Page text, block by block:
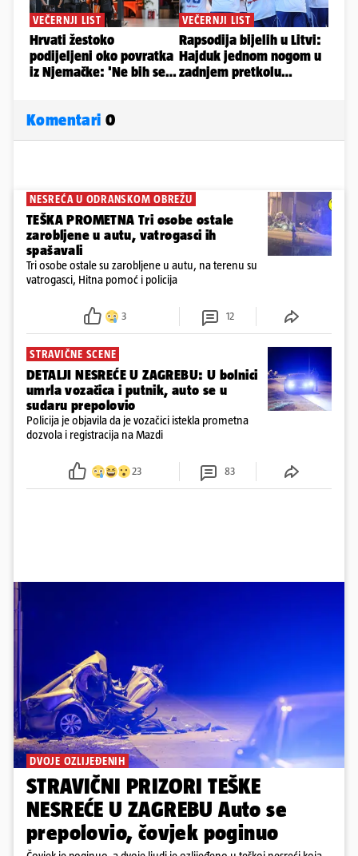
Komentari 0
NESREĆA U ODRANSKOM OBREŽU
TEŠKA PROMETNA Tri osobe ostale
zarobljene u autu, vatrogasci ih
spašavali
Tri osobe ostale su zarobljene u autu, na terenu su
vatrogasci, Hitna pomoć i policija
3 12
STRAVIČNE SCENE
DETALJI NESREĆE U ZAGREBU: U bolnici
umrla vozačica i putnik, auto se u
sudaru prepolovio
Policija je objavila da je vozačici istekla prometna
dozvola i registracija na Mazdi
23 83
DVOJE OZLIJEĐENIH
STRAVIČNI PRIZORI TEŠKE
NESREĆE U ZAGREBU Auto se
prepolovio, čovjek poginuo